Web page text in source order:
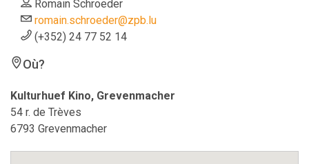
Romain Schroeder
romain.schroeder@zpb.lu
(+352) 24 77 52 14
Où?
Kulturhuef Kino, Grevenmacher
54 r. de Trèves
6793 Grevenmacher